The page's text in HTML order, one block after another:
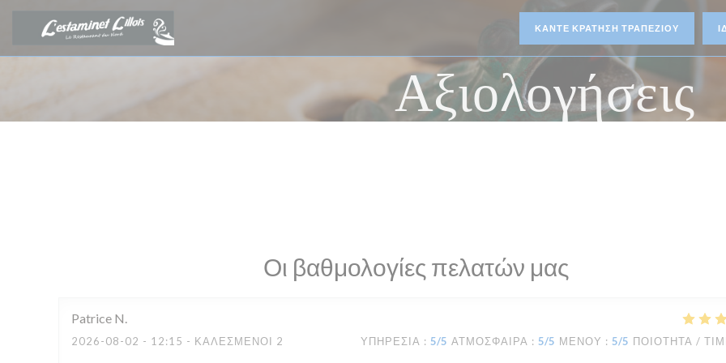
Πίνακας διαχείρισης "Μπισκότων" (Cookies)
ΚΆΝΤΕ ΚΡΆΤΗΣΗ ΤΡΑΠΕΖΙΟΎ
Αξιολογήσεις
Οι βαθμολογίες πελατών μας
Patrice N
2026-08-02 - 12:15 - ΚΑΛΕΣΜΈΝΟΙ 2 ΥΠΗΡΕΣΊΑ : 5/5 ΑΤΜΌΣΦΑΙΡΑ : 5/5 ΜΕΝΟΎ : 5/5 ΠΟΙΌΤΗΤΑ /